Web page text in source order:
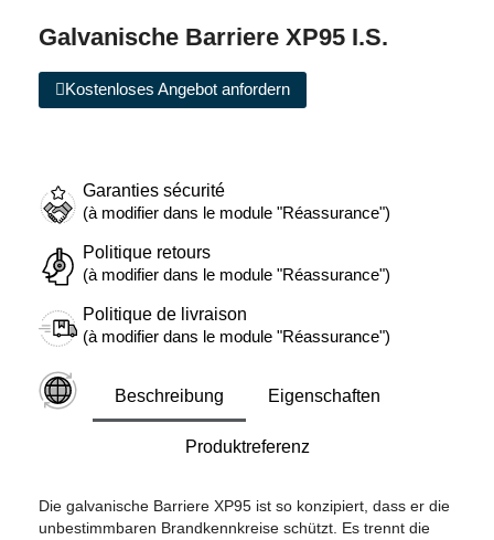
Galvanische Barriere XP95 I.S.
Kostenloses Angebot anfordern
Garanties sécurité
(à modifier dans le module "Réassurance")
Politique retours
(à modifier dans le module "Réassurance")
Politique de livraison
(à modifier dans le module "Réassurance")
Beschreibung Eigenschaften
Produktreferenz
Die galvanische Barriere XP95 ist so konzipiert, dass er die
unbestimmbaren Brandkennkreise schützt. Es trennt die